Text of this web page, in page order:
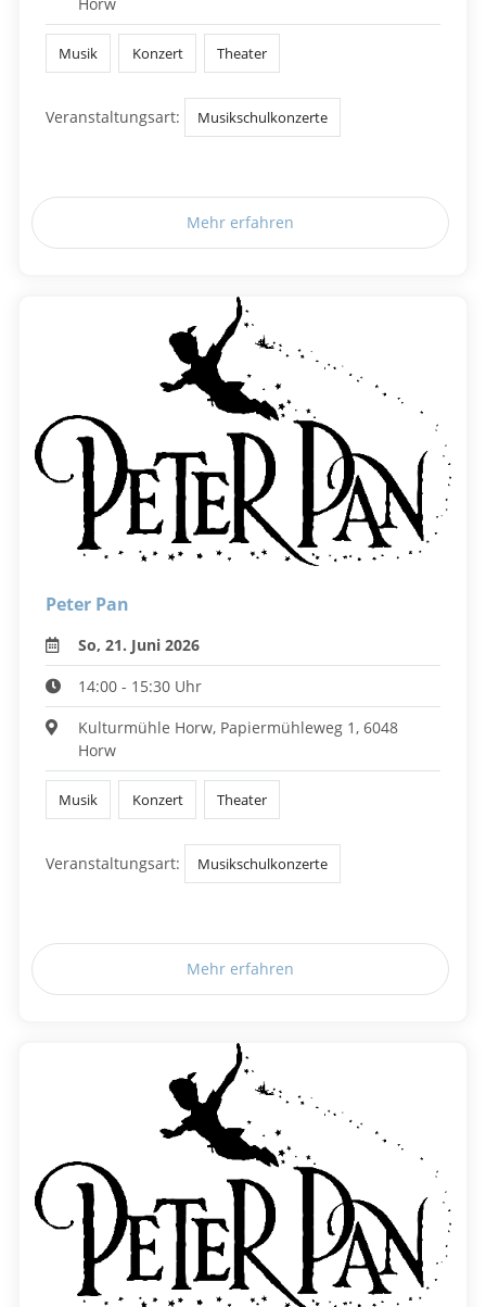
Musik Konzert Theater
Veranstaltungsart: Musikschulkonzerte
Mehr erfahren
Peter Pan
So, 21. Juni 2026
14:00 - 15:30 Uhr
Kulturmühle Horw, Papiermühleweg 1, 6048
Horw
Musik Konzert Theater
Veranstaltungsart: Musikschulkonzerte
Mehr erfahren